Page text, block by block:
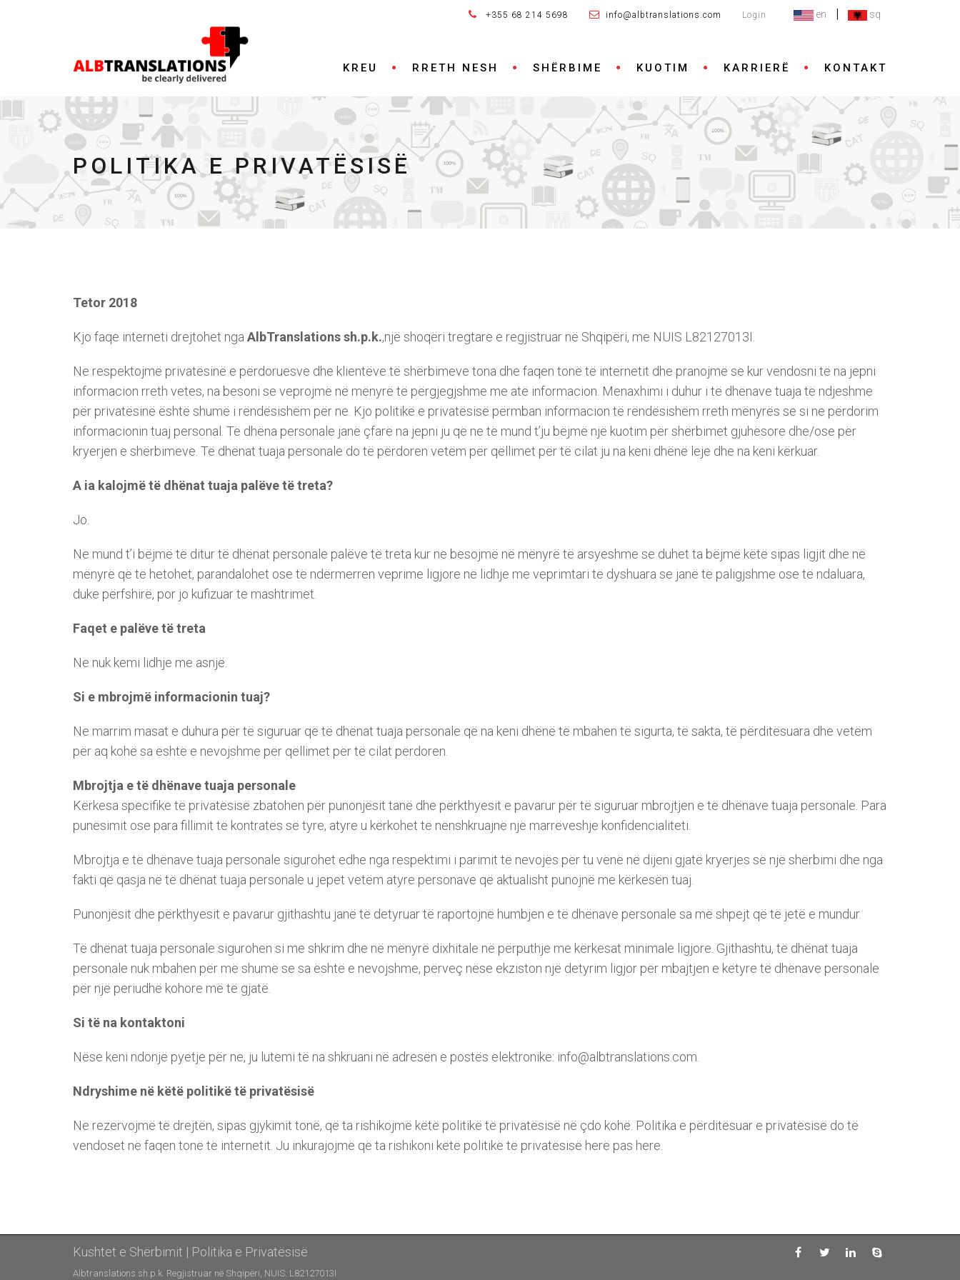
+355 68 214 5698 info@albtranslations.com Login en | sq
KREU RRETH NESH SHËRBIME KUOTIM KARRIERË KONTAKT
POLITIKA E PRIVATËSISË
Tetor 2018
Kjo faqe interneti drejtohet nga AlbTranslations sh.p.k.,një shoqëri tregtare e regjistruar në Shqipëri, me NUIS L82127013I.
Ne respektojmë privatësinë e përdoruesve dhe klientëve të shërbimeve tona dhe faqen tonë të internetit dhe pranojmë se kur vendosni të na jepni
informacion rreth vetes, na besoni se veprojmë në mënyrë të përgjegjshme me atë informacion. Menaxhimi i duhur i të dhënave tuaja të ndjeshme
për privatësinë është shumë i rëndësishëm për ne. Kjo politikë e privatësisë përmban informacion të rëndësishëm rreth mënyrës se si ne përdorim
informacionin tuaj personal. Të dhëna personale janë çfarë na jepni ju që ne të mund t’ju bëjmë një kuotim për shërbimet gjuhësore dhe/ose për
kryerjen e shërbimeve. Të dhënat tuaja personale do të përdoren vetëm për qëllimet për të cilat ju na keni dhënë leje dhe na keni kërkuar.
A ia kalojmë të dhënat tuaja palëve të treta?
Jo.
Ne mund t’i bëjmë të ditur të dhënat personale palëve të treta kur ne besojmë në mënyrë të arsyeshme se duhet ta bëjmë këtë sipas ligjit dhe në
mënyrë që të hetohet, parandalohet ose të ndërmerren veprime ligjore në lidhje me veprimtari të dyshuara se janë të paligjshme ose të ndaluara,
duke përfshirë, por jo kufizuar te mashtrimet.
Faqet e palëve të treta
Ne nuk kemi lidhje me asnjë.
Si e mbrojmë informacionin tuaj?
Ne marrim masat e duhura për të siguruar që të dhënat tuaja personale që na keni dhënë të mbahen të sigurta, të sakta, të përditësuara dhe vetëm
për aq kohë sa është e nevojshme për qëllimet për të cilat përdoren.
Mbrojtja e të dhënave tuaja personale
Kërkesa specifike të privatësisë zbatohen për punonjësit tanë dhe përkthyesit e pavarur për të siguruar mbrojtjen e të dhënave tuaja personale. Para
punësimit ose para fillimit të kontratës së tyre, atyre u kërkohet të nënshkruajnë një marrëveshje konfidencialiteti.
Mbrojtja e të dhënave tuaja personale sigurohet edhe nga respektimi i parimit të nevojës për tu vënë në dijeni gjatë kryerjes së një shërbimi dhe nga
fakti që qasja në të dhënat tuaja personale u jepet vetëm atyre personave që aktualisht punojnë me kërkesën tuaj.
Punonjësit dhe përkthyesit e pavarur gjithashtu janë të detyruar të raportojnë humbjen e të dhënave personale sa më shpejt që të jetë e mundur.
Të dhënat tuaja personale sigurohen si me shkrim dhe në mënyrë dixhitale në përputhje me kërkesat minimale ligjore. Gjithashtu, të dhënat tuaja
personale nuk mbahen për më shumë se sa është e nevojshme, përveç nëse ekziston një detyrim ligjor për mbajtjen e këtyre të dhënave personale
për një periudhë kohore më të gjatë.
Si të na kontaktoni
Nëse keni ndonjë pyetje për ne, ju lutemi të na shkruani në adresën e postës elektronike: info@albtranslations.com.
Ndryshime në këtë politikë të privatësisë
Ne rezervojmë të drejtën, sipas gjykimit tonë, që ta rishikojmë këtë politikë të privatësisë në çdo kohë. Politika e përditësuar e privatësisë do të
vendoset në faqen tonë të internetit. Ju inkurajojmë që ta rishikoni këtë politikë të privatësisë herë pas here.
Kushtet e Shërbimit | Politika e Privatësisë
Albtranslations sh.p.k. Regjistruar në Shqipëri, NUIS: L82127013I